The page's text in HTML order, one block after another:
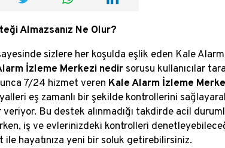
Almazsanız Ne Olur?
sizlere her koşulda eşlik eden Kale
İzleme Merkezi nedir sorusu kullanıcılar
7/24 hizmet veren Kale Alarm İzleme
eş zamanlı bir şekilde kontrollerini
veriyor. Bu destek alınmadığı takdirde acil
iş ve evlerinizdeki kontrolleri
ile hayatınıza yeni bir soluk getirebilirsiniz.